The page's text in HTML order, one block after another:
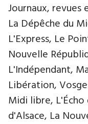
Journaux, revues
La Dépêche du
L'Express, Le
Nouvelle
L'Indépendant,
Libération,
Midi libre,
d'Alsace, La